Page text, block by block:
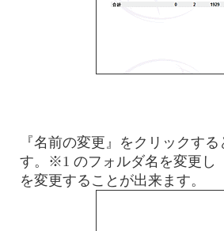
『名前の変更』をクリックす
す。※1 のフォルダ名を変更し
を変更することが出来ます。